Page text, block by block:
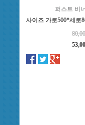
퍼스트 비
사이즈 가로500*세로